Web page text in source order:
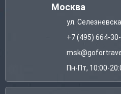
Москва
ул.
+7 (495) 664-
Пн-Пт, 10:00-